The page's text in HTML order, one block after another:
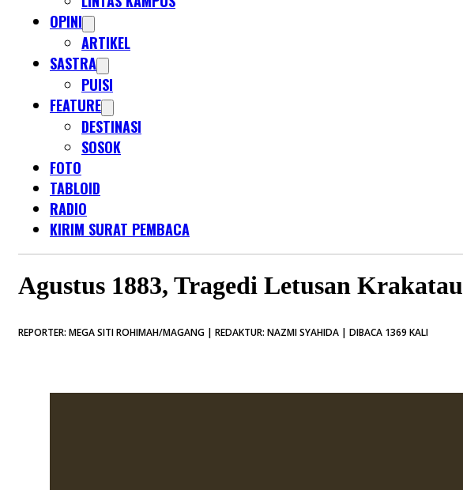
OPINI
ARTIKEL
SASTRA
PUISI
FEATURE
DESTINASI
SOSOK
FOTO
TABLOID
RADIO
KIRIM SURAT PEMBACA
Agustus 1883, Tragedi Letusan Krakatau
REPORTER: MEGA SITI ROHIMAH/MAGANG | REDAKTUR: NAZMI SYAHIDA | DIBACA 1369 KALI